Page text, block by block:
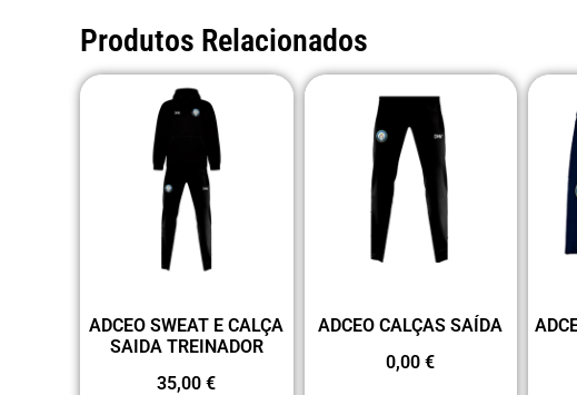
Produtos Relacionados
ADCEO SWEAT E CALÇA
SAIDA TREINADOR
35,00€
ADCEO CALÇAS SAÍDA
0,00€